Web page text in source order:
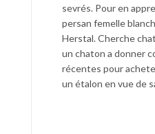
sevrés. Pour en
persan femelle
Herstal. Cherche
un chaton a donner
récentes pour
un étalon en vue de